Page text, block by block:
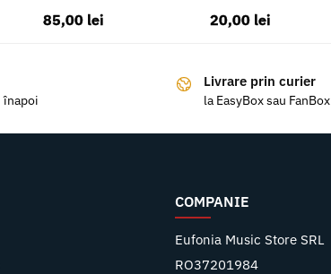
85,00 lei 20,00 lei
înapoi
Livrare prin curier
la EasyBox sau FanBox
COMPANIE
Eufonia Music Store SRL
RO37201984